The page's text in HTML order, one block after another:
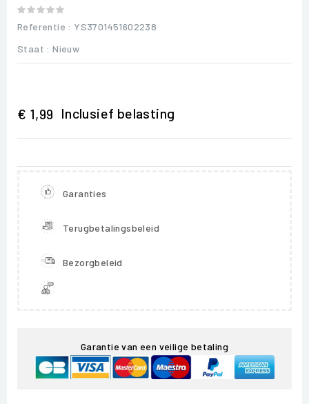
Referentie : YS3701451602238
Staat : Nieuw
€ 1,99 Inclusief belasting
Garanties
Terugbetalingsbeleid
Bezorgbeleid
Garantie van een veilige betaling